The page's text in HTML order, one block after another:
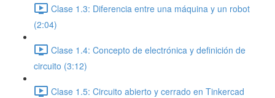
Clase 1.3: Diferencia entre una máquina y un robot
(2:04)
Clase 1.4: Concepto de electrónica y definición de
circuito (3:12)
Clase 1.5: Circuito abierto y cerrado en Tinkercad